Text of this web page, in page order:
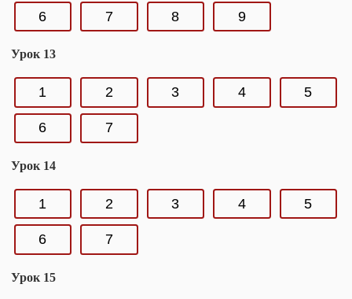
6 7 8 9
Урок 13
1 2 3 4 5
6 7
Урок 14
1 2 3 4 5
6 7
Урок 15